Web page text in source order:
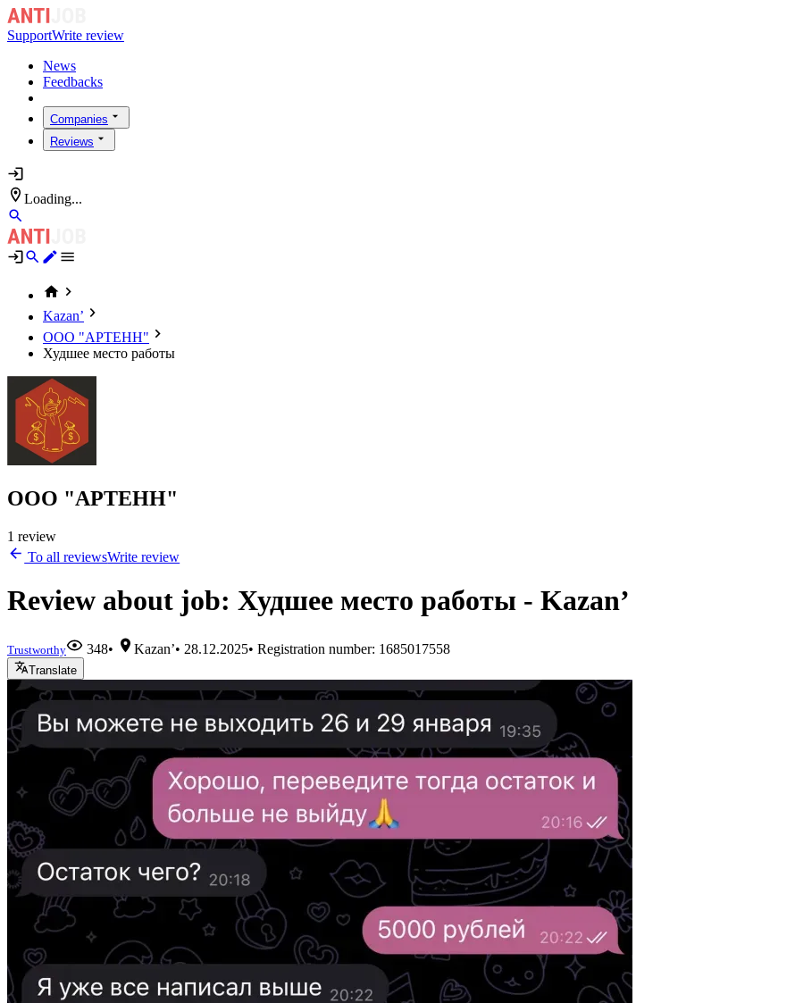
SupportWrite review
News
Feedbacks
Companies
Reviews
Loading...
Kazan’
ООО "АРТЕНН"
Худшее место работы
ООО "АРТЕНН"
1 review
To all reviewsWrite review
Review about job: Худшее место работы - Kazan’
Trustworthy 348• Kazan’• 28.12.2025• Registration number: 1685017558
Translate